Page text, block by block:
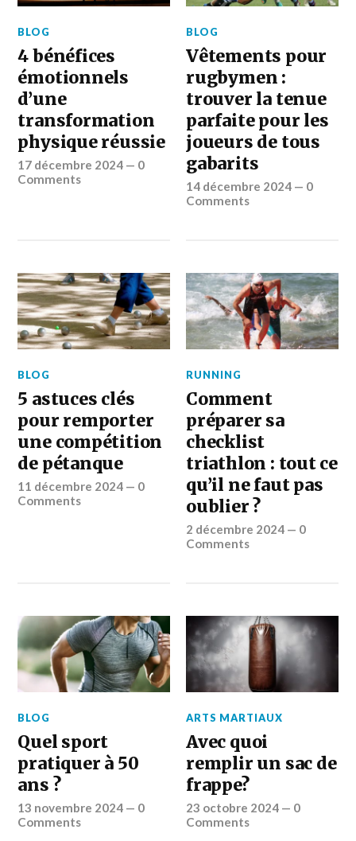
BLOG
4 bénéfices
émotionnels
d’une
transformation
physique réussie
17 décembre 2024 — 0
Comments
BLOG
Vêtements pour
rugbymen :
trouver la tenue
parfaite pour les
joueurs de tous
gabarits
14 décembre 2024 — 0
Comments
BLOG
5 astuces clés
pour remporter
une compétition
de pétanque
11 décembre 2024 — 0
Comments
RUNNING
Comment
préparer sa
checklist
triathlon : tout ce
qu’il ne faut pas
oublier ?
2 décembre 2024 — 0
Comments
BLOG
Quel sport
pratiquer à 50
ans ?
13 novembre 2024 — 0
Comments
ARTS MARTIAUX
Avec quoi
remplir un sac de
frappe?
23 octobre 2024 — 0
Comments